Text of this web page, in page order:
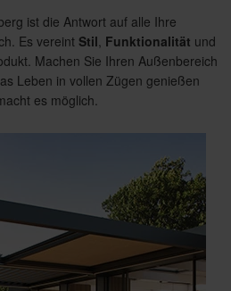
ist die Antwort auf alle Ihre
Es vereint Stil Funktionalität und
Machen Sie Ihren Außenbereich
Leben in vollen Zügen genießen
es möglich.